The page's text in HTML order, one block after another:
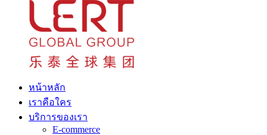
หน้าหลัก
เราคือใคร
บริการของเรา
E-commerce